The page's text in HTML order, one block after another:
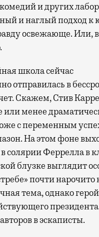
и других
и наглый подход к
освежающе. Или,
школа сейчас
отправилась в
Скажем, Стив
или менее
с переменным
На этом фоне
солярии Феррелла в
блузке выглядит
почти нарочито
тема, однако
в эскаписты.